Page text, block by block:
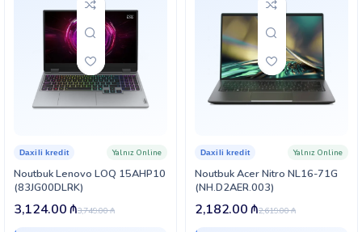
Göstərilən dəyərlər müstəqil benchmark nəticələrinin ortalamasına əsaslanan təxmini
aralıqlardır (yüksək ayarlar, DLSS/FSR olmadan). Real nəticə sistem konfiqurasiyası,
sürücü versiyası və oyunun özündən asılı olaraq dəyişə bilər. Noutbuk qrafik kartlarının
gücü modeldən (TGP) asılı olaraq fərqlənir.
Noutbuk Lenovo LOQ 15AHP10
(83JG00DLRK)
Daxili kredit Yalnız Online
3,749.00₼
3,124.00₼
Noutbuk Acer Nitro NL16-71G
(NH.D2AER.003)
Daxili kredit Yalnız Online
2,619.00₼
2,182.00₼